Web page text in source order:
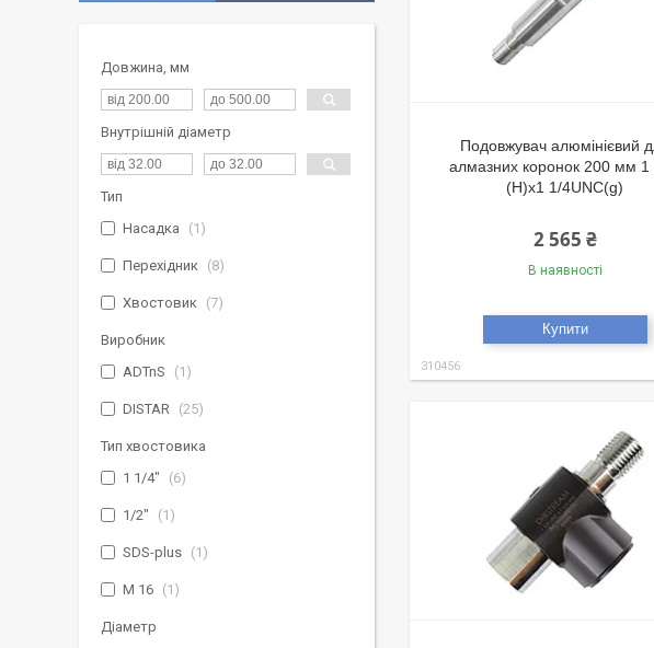
Подовжувач алюмінієвий
алмазних коронок 200 мм 1
(H)x1 1/4UNC(g)
2 565 ₴
В наявності
Купити
310456
Довжина, мм
Внутрішній діаметр
Тип
Насадка
1
Перехідник 8
Хвостовик 7
Виробник
ADTnS
1
DISTAR 25
Тип хвостовика
1 1/4"
6
1/2" 1
SDS-plus 1
М 16 1
Діаметр